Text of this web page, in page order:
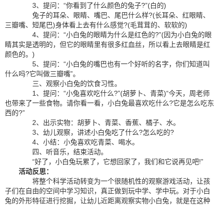
3、提问：“你看到了什么颜色的兔子?”(白的)
兔子的耳朵、眼睛、嘴巴、尾巴什么样?(长耳朵、红眼睛、
三瓣嘴、短尾巴)身体看上去有什么感觉?(毛茸茸的、软软的)
4、提问：“小白兔的眼睛为什么是红色的?”(因为小白兔的眼
睛其实是透明的，但它的眼睛里有很多红血丝，所以看上去眼睛是红
颜色的。)
5、提问：“小白兔的嘴巴也有一个好听的名字，你们知道叫
什么吗?它叫做三瓣嘴”。
三、观察小白兔的饮食习性。
1、提问：“小兔喜欢吃什么?”(胡萝卜、青菜)“今天，周老师
也带来了一些食物。请你看一看，小白兔最喜欢吃什么?它是怎么吃东
西的?”
2、出示实物：胡萝卜、青菜、香蕉、橘子、水。
3、幼儿观察，讲述小白兔吃了什么?怎么吃的?
4、小结：小兔喜欢吃青菜、喝水。
四、听音乐，结束活动。
“好了，小白兔玩累了，它想回家了，我们和它说再见吧!”
活动反思：
将整个科学活动转变为一个很随机性的观察游戏活动，让孩
子们在自由的空间中学习知识，真正做到玩中学、学中玩。对于小白
兔的外形特征进行挖掘，让幼儿近距离观察实物小白兔，就是在这种